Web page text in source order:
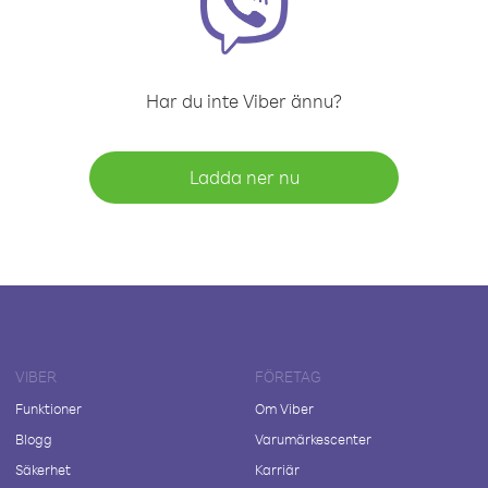
Har du inte Viber ännu?
Ladda ner nu
VIBER
Funktioner
Blogg
Säkerhet
FÖRETAG
Om Viber
Varumärkescenter
Karriär